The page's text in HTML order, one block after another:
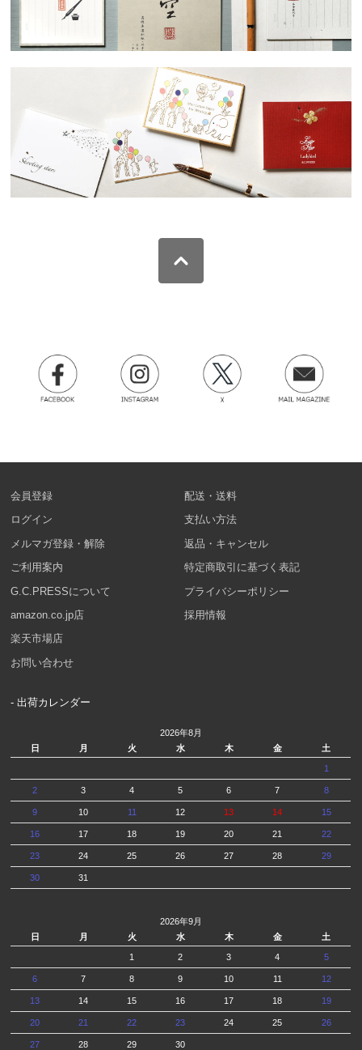
会員登録
ログイン
メルマガ登録・解除
ご利用案内
G.C.PRESSについて
amazon.co.jp店
楽天市場店
お問い合わせ
配送・送料
支払い方法
返品・キャンセル
特定商取引に基づく表記
プライバシーポリシー
採用情報
- 出荷カレンダー
2026年8月
日
月 火 水 木 金 土
1
2 3 4 5 6 7 8
9 10 11 12 13 14 15
16 17 18 19 20 21 22
23 24 25 26 27 28 29
30 31
2026年9月
日
月 火 水 木 金 土
1 2 3 4 5
6 7 8 9 10 11 12
13 14 15 16 17 18 19
20 21 22 23 24 25 26
27 28 29 30